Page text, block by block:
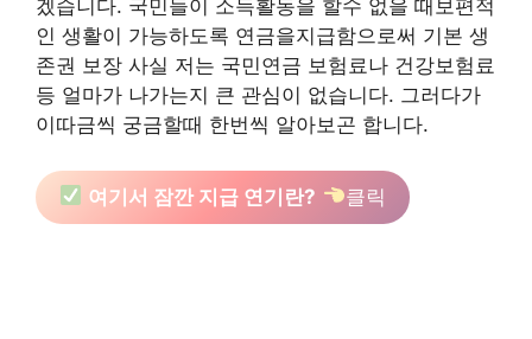
겠습니다. 국민들이 소득활동을 할수 없을 때보편적
인 생활이 가능하도록 연금을지급함으로써 기본 생
존권 보장 사실 저는 국민연금 보험료나 건강보험료
등 얼마가 나가는지 큰 관심이 없습니다. 그러다가
이따금씩 궁금할때 한번씩 알아보곤 합니다.
여기서 잠깐 지급 연기란? 클릭